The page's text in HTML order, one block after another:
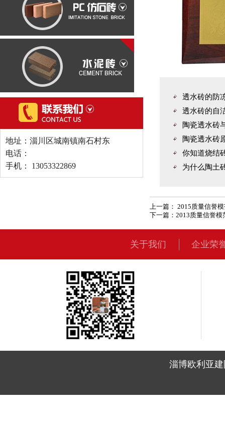
地址：淄川区城南镇南石村东
电话：
手机： 13053322869
透水砖的防
透水砖的自
陶瓷透水砖
陶瓷透水砖
你知道烧结
为什么陶土
上一篇： 2015质量信誉
下一篇： 2013质量信誉模
关于我们 企业荣
淄博欧利亚